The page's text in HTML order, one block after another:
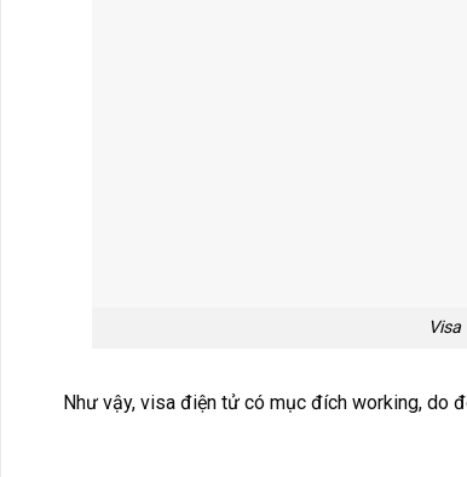
Như vậy, visa điện tử có mục đích working, do